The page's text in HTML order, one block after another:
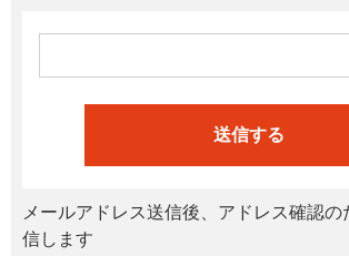
送信する
メールアドレス送信後、アドレス確認
信します